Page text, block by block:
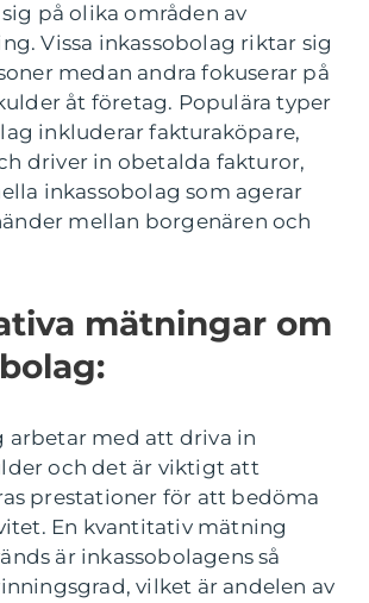
på olika områden av
Vissa inkassobolag riktar sig
medan andra fokuserar på
åt företag. Populära typer
inkluderar fakturaköpare,
driver in obetalda fakturor,
inkassobolag som agerar
mellan borgenären och
mätningar om
arbetar med att driva in
och det är viktigt att
prestationer för att bedöma
En kvantitativ mätning
är inkassobolagens så
vilket är andelen av